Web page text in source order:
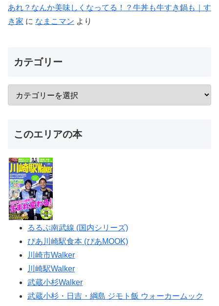
あれ？なんか美味しくなってる！？牛丼も牛すき鍋も｜す
き家 に なまこマン より
カテゴリー
このエリアの本
るるぶ南武線 (国内シリーズ)
ぴあ川崎駅食本 (ぴあMOOK)
川崎市Walker
川崎駅Walker
武蔵小杉Walker
武蔵小杉・日吉・綱島 ジモト飯 ウォーカームック